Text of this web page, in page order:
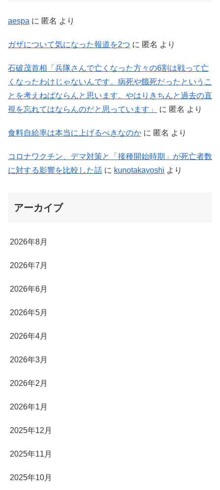
aespa に 匿名 より
ガザについて気になった報道を2つ に 匿名 より
石破茂首相「兵隊さんで亡くなった方々の6割は戦って亡
くなったわけじゃないんです。病死や餓死だったというこ
とを考えねばならんと思います。やはりきちんと過去の直
視を忘れてはならんのだと思っています」
に 匿名 より
食料自給率は本当に上げるべきなのか に 匿名 より
コロナワクチン、デマ対策と「接種開始時期」が死亡者数
に対する影響を比較した話 に kunotakayoshi より
アーカイブ
2026年8月
2026年7月
2026年6月
2026年5月
2026年4月
2026年3月
2026年2月
2026年1月
2025年12月
2025年11月
2025年10月